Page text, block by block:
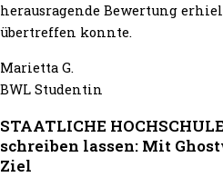
herausragende Bewertung
übertreffen konnte.
Marietta G.
BWL Studentin
STAATLICHE
schreiben lassen: Mit
Ziel